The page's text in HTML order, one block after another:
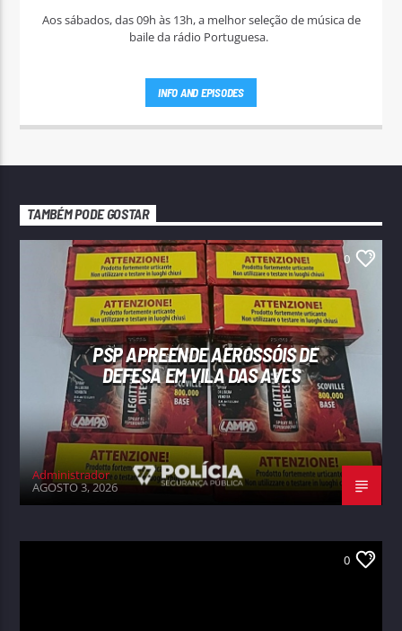
Aos sábados, das 09h às 13h, a melhor seleção de música de
INFO AND EPISODES
TAMBÉM PODE GOSTAR
0
PSP APREENDE AEROSSÓIS DE
DEFESA EM VILA DAS AVES
Administrador
AGOSTO 3, 2026
0